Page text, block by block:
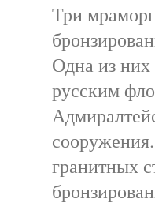
Три
Одна из
русским
гранитных